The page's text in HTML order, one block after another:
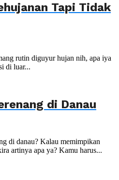
Tapi Tidak
rutin diguyur hujan nih, apa iya
di luar...
di Danau
di danau? Kalau memimpikan
artinya apa ya? Kamu harus...